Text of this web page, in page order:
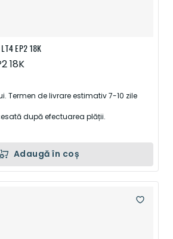
EP2 18K
18K
Termen de livrare estimativ 7-10 zile
după efectuarea plății.
Adaugă în coș